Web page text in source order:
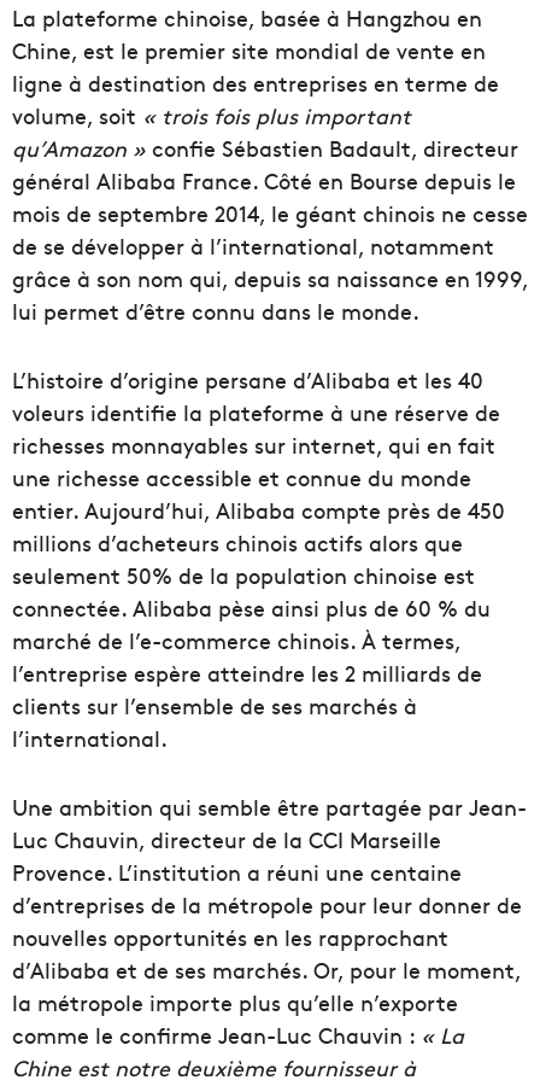
La plateforme chinoise, basée à Hangzhou en
Chine, est le premier site mondial de vente en
ligne à destination des entreprises en terme de
volume, soit « trois fois plus important
qu’Amazon » confie Sébastien Badault, directeur
général Alibaba France. Côté en Bourse depuis le
mois de septembre 2014, le géant chinois ne cesse
de se développer à l’international, notamment
grâce à son nom qui, depuis sa naissance en 1999,
lui permet d’être connu dans le monde.
L’histoire d’origine persane d’Alibaba et les 40
voleurs identifie la plateforme à une réserve de
richesses monnayables sur internet, qui en fait
une richesse accessible et connue du monde
entier. Aujourd’hui, Alibaba compte près de 450
millions d’acheteurs chinois actifs alors que
seulement 50% de la population chinoise est
connectée. Alibaba pèse ainsi plus de 60 % du
marché de l’e-commerce chinois. À termes,
l’entreprise espère atteindre les 2 milliards de
clients sur l’ensemble de ses marchés à
l’international.
Une ambition qui semble être partagée par Jean-
Luc Chauvin, directeur de la CCI Marseille
Provence. L’institution a réuni une centaine
d’entreprises de la métropole pour leur donner de
nouvelles opportunités en les rapprochant
d’Alibaba et de ses marchés. Or, pour le moment,
la métropole importe plus qu’elle n’exporte
comme le confirme Jean-Luc Chauvin : « La
Chine est notre deuxièmefournisseur à